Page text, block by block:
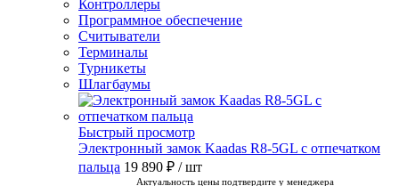
Контроллеры
Программное обеспечение
Считыватели
Терминалы
Турникеты
Шлагбаумы
Быстрый просмотр
Электронный замок Kaadas R8-5GL с отпечатком
пальца 19 890 ₽ / шт
Актуальность цены подтвердите у менеджера